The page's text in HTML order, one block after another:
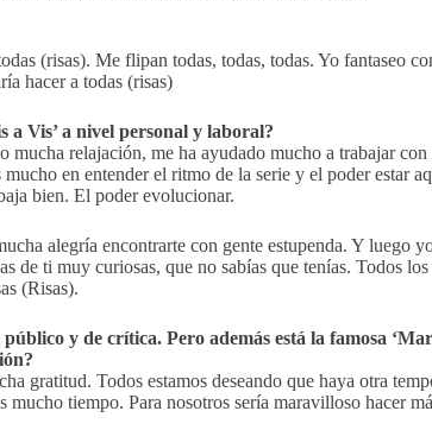
(risas). Me flipan todas, todas, todas. Yo fantaseo
hacer a todas (risas)
a Vis’ a nivel personal y laboral?
mucha relajación, me ha ayudado mucho a trabajar
en entender el ritmo de la serie y el poder estar
bien. El poder evolucionar.
alegría encontrarte con gente estupenda. Y luego
de ti muy curiosas, que no sabías que tenías. Todos
(Risas).
público y de crítica. Pero además está la famosa
gratitud. Todos estamos deseando que haya otra
mucho tiempo. Para nosotros sería maravilloso hacer